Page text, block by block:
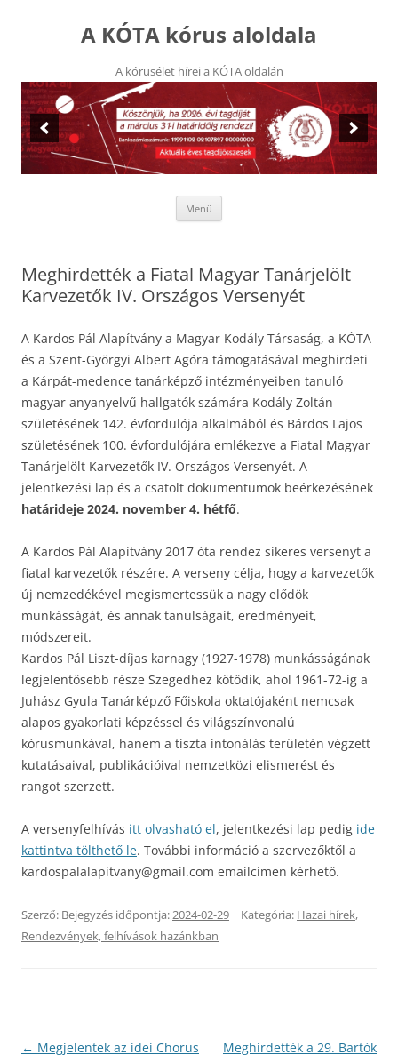
tartalombaA KÓTA kórus aloldala
A kórusélet hírei a KÓTA oldalán
Menü
Meghirdették a Fiatal Magyar Tanárjelölt
Karvezetők IV. Országos Versenyét
A Kardos Pál Alapítvány a Magyar Kodály Társaság, a KÓTA
és a Szent-Györgyi Albert Agóra támogatásával meghirdeti
a Kárpát-medence tanárképző intézményeiben tanuló
magyar anyanyelvű hallgatók számára Kodály Zoltán
születésének 142. évfordulója alkalmából és Bárdos Lajos
születésének 100. évfordulójára emlékezve a Fiatal Magyar
Tanárjelölt Karvezetők IV. Országos Versenyét. A
jelentkezési lap és a csatolt dokumentumok beérkezésének
határideje 2024. november 4. hétfő.
A Kardos Pál Alapítvány 2017 óta rendez sikeres versenyt a
fiatal karvezetők részére. A verseny célja, hogy a karvezetők
új nemzedékével megismertessük a nagy elődök
munkásságát, és annak tanulságait, eredményeit,
módszereit.
Kardos Pál Liszt-díjas karnagy (1927-1978) munkásságának
legjelentősebb része Szegedhez kötődik, ahol 1961-72-ig a
Juhász Gyula Tanárképző Főiskola oktatójaként nemcsak
alapos gyakorlati képzéssel és világszínvonalú
kórusmunkával, hanem a tiszta intonálás területén végzett
kutatásaival, publikációival nemzetközi elismerést és
rangot szerzett.
A versenyfelhívás itt olvasható el, jelentkezési lap pedig ide
kattintva tölthető le. További információ a szervezőktől a
kardospalalapitvany@gmail.com emailcímen kérhető.
Szerző: Bejegyzés időpontja:2024-02-29 | Kategória: Hazai hírek,
Rendezvények, felhívások hazánkban
Bejegyzés
← Megjelentek az idei Chorus
Meghirdették a 29. Bartók